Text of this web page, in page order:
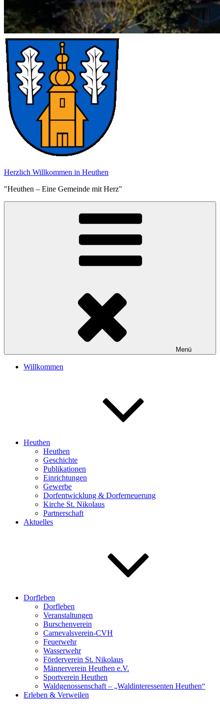
Herzlich Willkommen in Heuthen
"Heuthen – Eine Gemeinde mit Herz"
Menü
Willkommen
Heuthen
Heuthen
Geschichte
Publikationen
Einrichtungen
Gewerbe
Dorfentwicklung & Dorferneuerung
Kirche St. Nikolaus
Partnerschaft
Aktuelles
Dorfleben
Dorfleben
Veranstaltungen
Burschenverein
Carnevalsverein-CVH
Feuerwehr
Wasserwehr
Förderverein St. Nikolaus
Männerverein Heuthen e.V.
Sportverein Heuthen
Waldgenossenschaft – „Waldinteressenten Heuthen“
Erleben & Verweilen